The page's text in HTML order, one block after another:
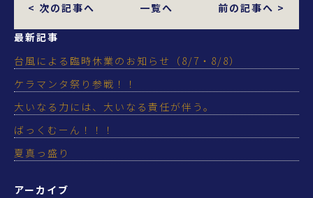
< 次の記事へ 一覧へ 前の記事へ >
最新記事
台風による臨時休業のお知らせ（8/7・8/8）
ケラマンタ祭り参戦！！
大いなる力には、大いなる責任が伴う。
ばっくむーん！！！
夏真っ盛り
アーカイブ